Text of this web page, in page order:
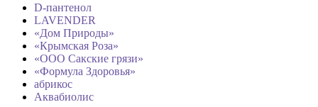
D-пантенол
LAVENDER
«Дом Природы»
«Крымская Роза»
«ООО Сакские грязи»
«Формула Здоровья»
абрикос
Аквабиолис